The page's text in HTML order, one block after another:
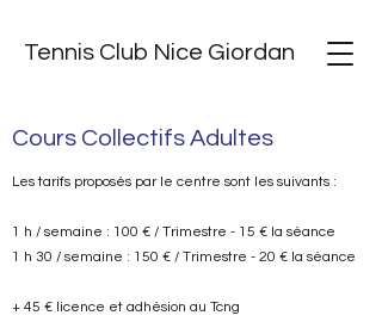
Tennis Club Nice Giordan
Cours Collectifs Adultes
Les tarifs proposés par le centre sont les suivants :
1 h / semaine : 100 € / Trimestre - 15 € la séance
1 h 30 / semaine : 150 € / Trimestre - 20 € la séance
+ 45 € licence et adhésion au Tcng